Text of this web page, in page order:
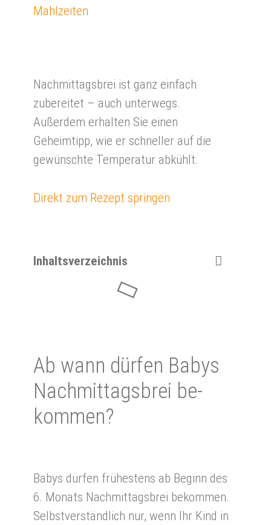
Mahlzeiten
Nachmittagsbrei ist ganz einfach
zubereitet – auch unterwegs.
Außerdem erhalten Sie einen
Geheimtipp, wie er schneller auf die
gewünschte Temperatur abkühlt.
Direkt zum Rezept springen
Inhaltsverzeichnis
Ab wann dür­fen Babys
Nach­mittags­brei be­
kom­men?
Babys dürfen frühestens ab Beginn des
6. Monats Nachmittagsbrei bekommen.
Selbstverständlich nur, wenn Ihr Kind in